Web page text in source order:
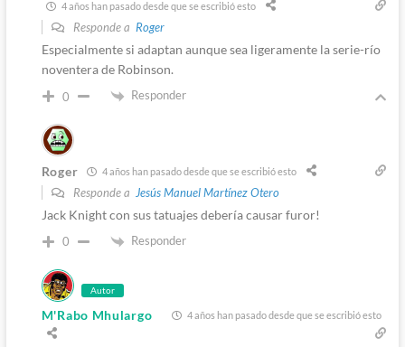
4 años han pasado desde que se escribió esto
Responde a Roger
Especialmente si adaptan aunque sea ligeramente la serie-río
noventera de Robinson.
0 Responder
Roger 4 años han pasado desde que se escribió esto
Responde a Jesús Manuel Martínez Otero
Jack Knight con sus tatuajes debería causar furor!
0 Responder
Autor
M'Rabo Mhulargo 4 años han pasado desde que se escribió esto